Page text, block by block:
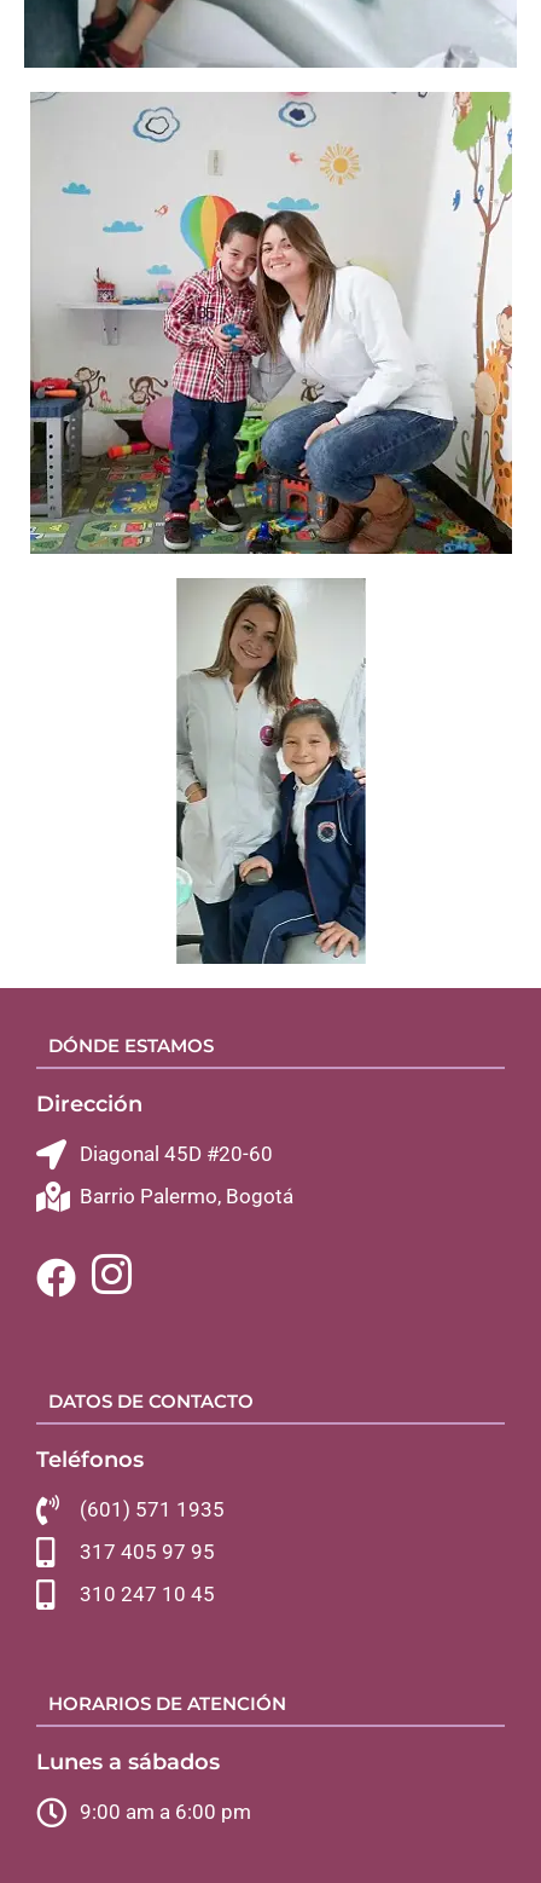
DÓNDE ESTAMOS
Dirección
Diagonal 45D #20-60
Barrio Palermo, Bogotá
DATOS DE CONTACTO
Teléfonos
(601) 571 1935
317 405 97 95
310 247 10 45
HORARIOS DE ATENCIÓN
Lunes a sábados
9:00 am a 6:00 pm